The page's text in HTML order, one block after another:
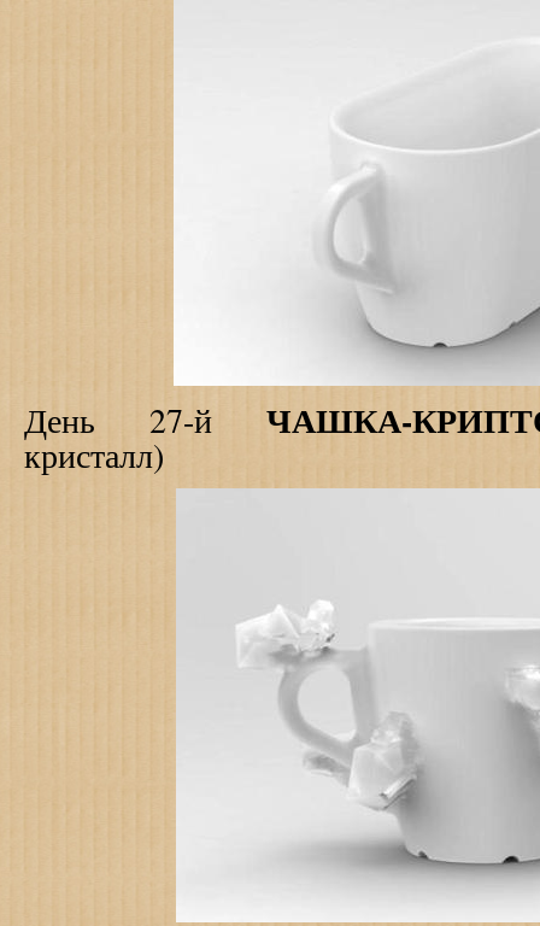
День 27-й ЧАШКА-
кристалл)